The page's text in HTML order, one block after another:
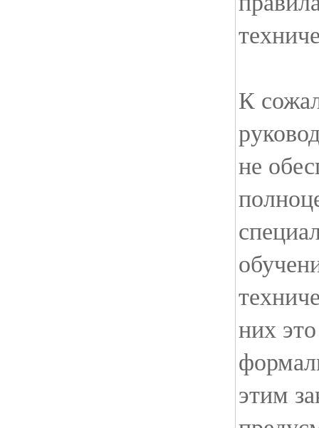
К
не
них
этим